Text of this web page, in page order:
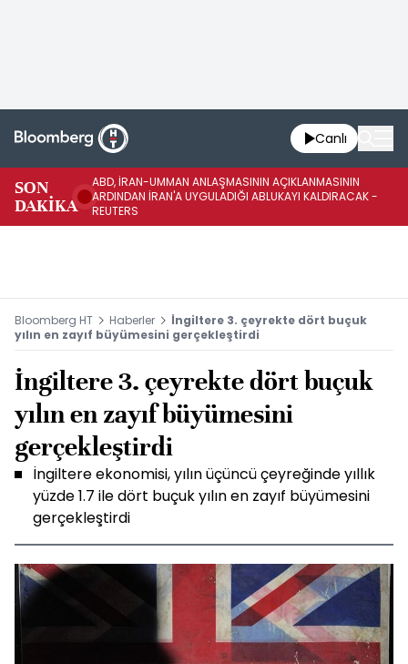
Canlı
SON
DAKİKA
ABD, İRAN-UMMAN ANLAŞMASININ AÇIKLANMASININ
ARDINDAN İRAN'A UYGULADIĞI ABLUKAYI KALDIRACAK -
REUTERS
Bloomberg HT Haberler
İngiltere 3. çeyrekte dört buçuk
yılın en zayıf büyümesini gerçekleştirdi
İngiltere 3. çeyrekte dört buçuk
yılın en zayıf büyümesini
gerçekleştirdi
İngiltere ekonomisi, yılın üçüncü çeyreğinde yıllık
yüzde 1.7 ile dört buçuk yılın en zayıf büyümesini
gerçekleştirdi